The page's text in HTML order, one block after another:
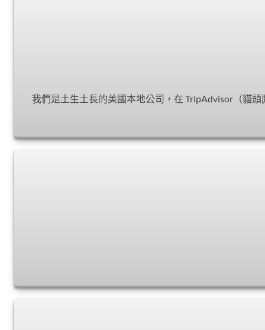
我們是土生土長的美國本地公司，在 TripAdvisor（貓